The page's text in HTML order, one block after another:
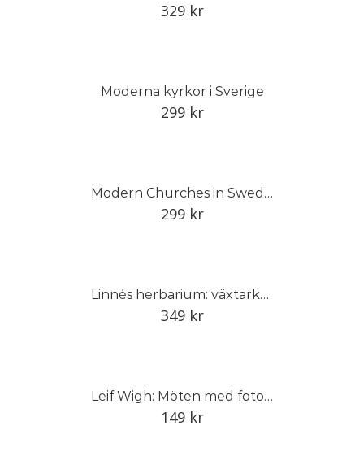
329 kr
Moderna kyrkor i Sverige
299 kr
Modern Churches in Sweden
299 kr
Linnés herbarium: växtarkens dolda historia
349 kr
Leif Wigh: Möten med fotografer
149 kr